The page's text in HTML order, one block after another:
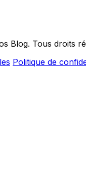
Blog. Tous droits
Politique de